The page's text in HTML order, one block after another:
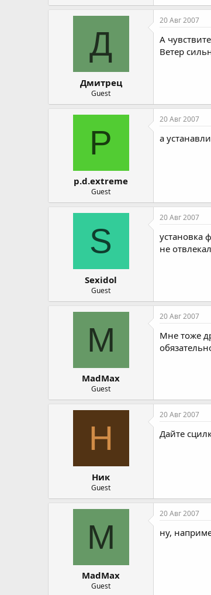
Д
Дмитрец
Guest
20 Авг 2007
А
Ветер
P
p.d.extreme
Guest
20 Авг 2007
а
S
Sexidol
Guest
20 Авг 2007
установка
не
M
MadMax
Guest
20 Авг 2007
Мне тоже
Н
Ник
Guest
20 Авг 2007
Дайте
M
MadMax
Guest
20 Авг 2007
ну,